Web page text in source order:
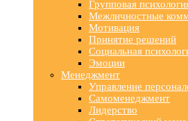
Групповая
Межличностные
Мотивация
Принятие решений
Социальная
Эмоции
Менеджмент
Управление
Самоменеджмент
Лидерство